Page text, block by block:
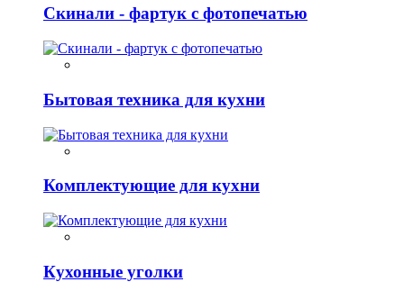
Скинали - фартук с фотопечатью
Бытовая техника для кухни
Комплектующие для кухни
Кухонные уголки